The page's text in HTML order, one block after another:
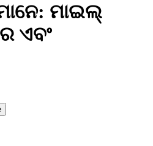
ମାଇଲ୍‌
ଏବଂ